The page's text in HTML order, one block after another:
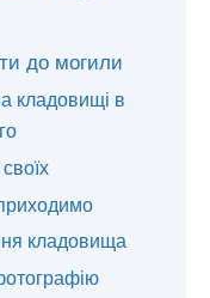
до могили
кладовищі в
кладовища